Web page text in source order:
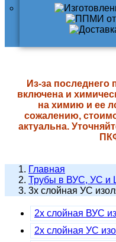
Из-за последнего
включена и
на химию и ее
сожалению,
актуальна.
Главная
Трубы в ВУС, УС и
3х слойная УС
2х слойная ВУС
2х слойная УС